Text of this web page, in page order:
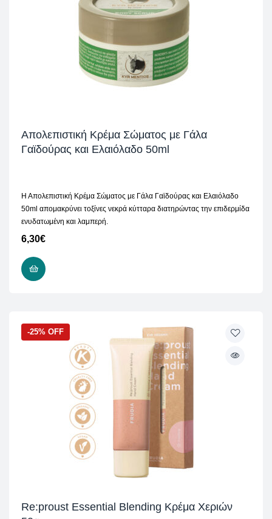
Απολεπιστική Κρέμα Σώματος με Γάλα
Γαϊδούρας και Ελαιόλαδο 50ml
Η Απολεπιστική Κρέμα Σώματος με Γάλα Γαϊδούρας και Ελαιόλαδο
50ml απομακρύνει τοξίνες νεκρά κύτταρα διατηρώντας την επιδερμίδα
ενυδατωμένη και λαμπερή.
6,30€
-25% OFF
Re:proust Essential Blending Κρέμα Χεριών